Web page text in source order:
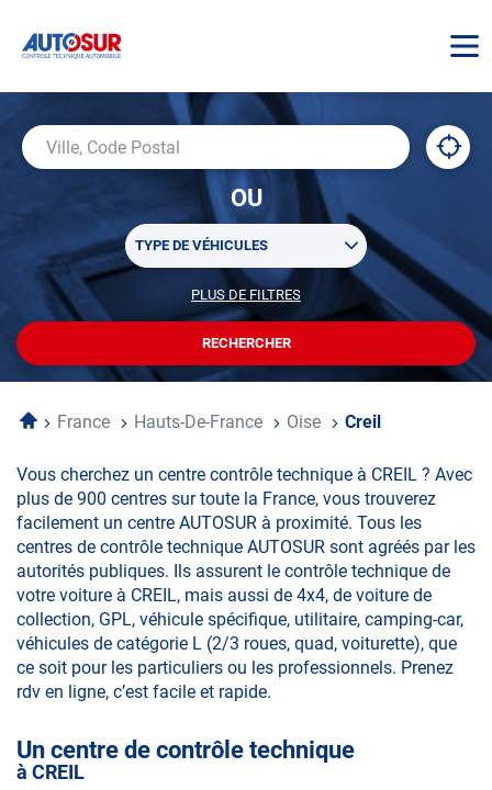
Code
Postal
À
,
OU
Sélectionner
un
plusieurs
recherche
TYPE DE VÉHICULES
PLUS DE FILTRES
POUR
PERSONNALISER
VOTRE
RECHERCHE
RECHERCHER
UN
CENTRE
AUTOSUR
AccueilFrance Hauts-De-France Oise Creil
Vous cherchez un centre contrôle technique à CREIL ? Avec
plus de 900 centres sur toute la France, vous trouverez
facilement un centre AUTOSUR à proximité. Tous les
centres de contrôle technique AUTOSUR sont agréés par les
autorités publiques. Ils assurent le contrôle technique de
votre voiture à CREIL, mais aussi de 4x4, de voiture de
collection, GPL, véhicule spécifique, utilitaire, camping-car,
véhicules de catégorie L (2/3 roues, quad, voiturette), que
ce soit pour les particuliers ou les professionnels. Prenez
rdv en ligne, c’est facile et rapide.
Un centre de contrôle technique
à CREIL